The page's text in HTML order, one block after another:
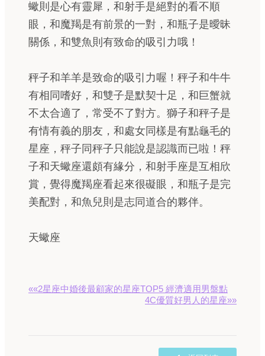
蠍則是心有靈犀，和射手是絕對的看不順
眼，和魔羯是有前景的一對，和瓶子是曖昧
關係，和雙魚則有致命的吸引力哦！
秤子和羊羊是致命的吸引力喔！秤子和牛牛
有相同嗜好，和雙子是默契十足，和巨蟹就
不太合適了，常受不了對方。獅子和秤子是
有情有義的朋友，和處女同樣是有點龜毛的
星座，秤子同秤子只能說是認識而已啦！秤
子和天蠍座還頗有緣分，和射手座是互相欣
賞，覺得魔羯座看起來很礙眼，和瓶子是完
美配對，和魚兒則是志同道合的夥伴。
天蠍座
««2星座中婚後最顧家的星座TOP5 經濟適用男盤點
4C優質好男人的星座»»